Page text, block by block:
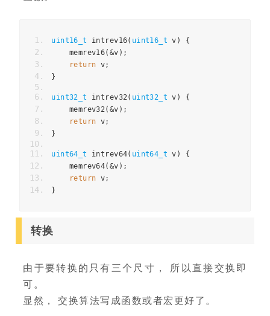
uint16_t intrev16( uint16_t v )
{
    memrev16
(&v );
return v;
}
uint32_t intrev32( uint32_t v )
{
    memrev32
(&v );
return v;
}
uint64_t intrev64( uint64_t v )
{
    memrev64
(&v );
return v;
}
转换
由于要转换的只有三个尺寸， 所以直接交换即
可。
显然， 交换算法写成函数或者宏更好了。